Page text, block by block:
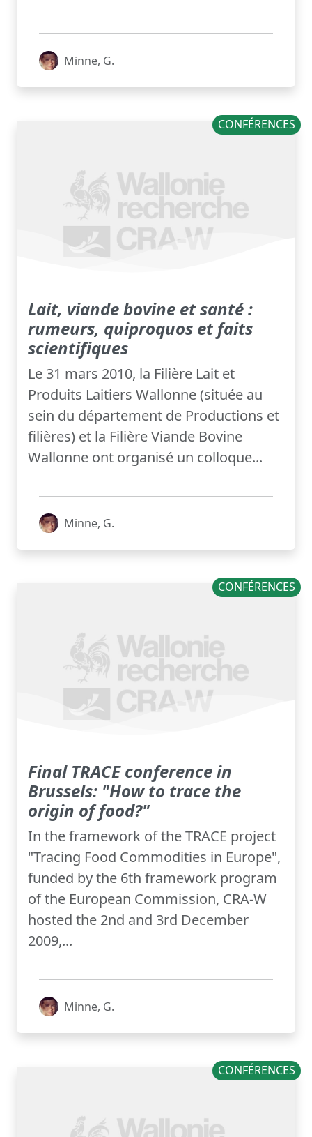
Minne, G.
CONFÉRENCES
Lait, viande bovine et santé :
rumeurs, quiproquos et faits
scientifiques
Le 31 mars 2010, la Filière Lait et
Produits Laitiers Wallonne (située au
sein du département de Productions et
filières) et la Filière Viande Bovine
Wallonne ont organisé un colloque...
Minne, G.
CONFÉRENCES
Final TRACE conference in
Brussels: "How to trace the
origin of food?"
In the framework of the TRACE project
"Tracing Food Commodities in Europe",
funded by the 6th framework program
of the European Commission, CRA-W
hosted the 2nd and 3rd December
2009,...
Minne, G.
CONFÉRENCES